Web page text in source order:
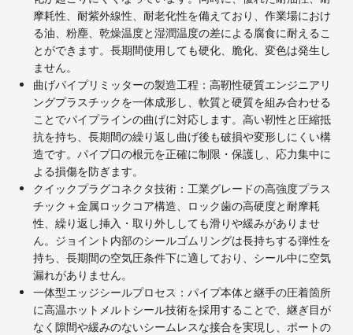
摩耗性、耐紫外線性、耐老化性を備えており、作業場におけ
る油、粉塵、乾燥温度と湿潤温度の差による腐食に耐えるこ
とができます。長期間使用しても硬化、脆化、変色は発生し
ません。
曲げパイプリミッターの製造工程：高靭性硬質エンジニアリ
ングプラスチックを一体成形し、軟質と硬質を組み合わせる
ことでパイプラインの曲げに対応します。高い靭性と圧縮抵
抗を持ち、長期間の繰り返し曲げ後も破損や変形しにくい構
造です。パイプ口の根元を正確に制限・保護し、応力集中に
よる損傷を防ぎます。
クイックプラグコネクタ技術：工業グレードの高強度プラス
チック＋金属ロックコア構造、ロック歯の高硬度と耐摩耗
性、繰り返し挿入・取り外ししても滑りや緩みがありませ
ん。ジョイント内部のシールゴムリングは長持ちする弾性を
持ち、長期間の空気圧条件下に適しており、シール中に空気
漏れがありません。
一体型エッジシールプロセス：パイプ本体と継手の圧着箇所
に高温ホットメルトシール技術を採用することで、継ぎ目が
なく隙間や緩みのないシームレスな接合を実現し、ポートの